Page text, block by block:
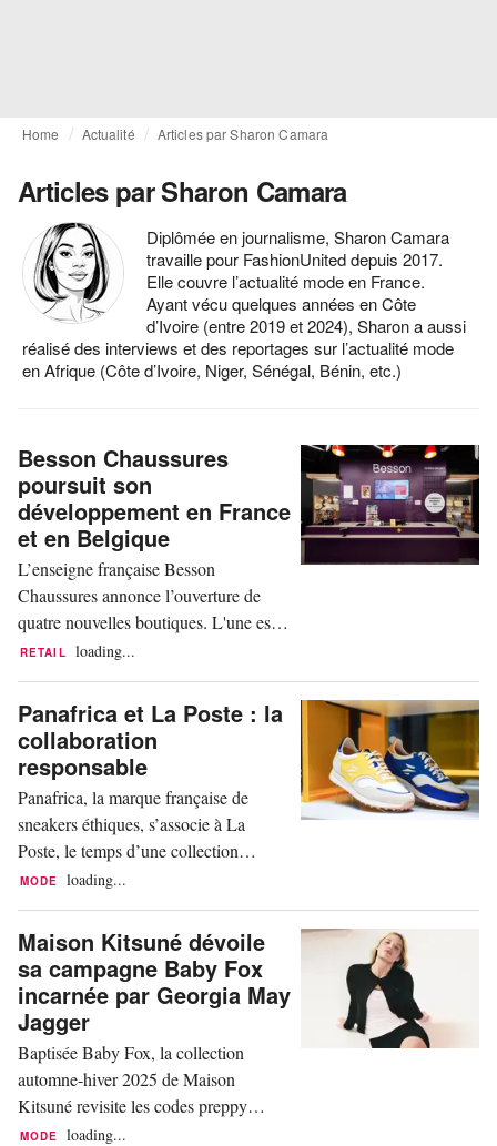
Home Actualité Articles par Sharon Camara
Articles par Sharon Camara
Diplômée en journalisme, Sharon Camara
travaille pour FashionUnited depuis 2017.
Elle couvre l’actualité mode en France.
Ayant vécu quelques années en Côte
d’Ivoire (entre 2019 et 2024), Sharon a aussi
réalisé des interviews et des reportages sur l’actualité mode
en Afrique (Côte d’Ivoire, Niger, Sénégal, Bénin, etc.)
Besson Chaussures
poursuit son
développement en France
et en Belgique
L’enseigne française Besson
Chaussures annonce l’ouverture de
quatre nouvelles boutiques. L'une est
située en Belgique et les trois autres en
Chaussures franchissait la barre des
200 boutiques avec l'inauguration de
son magasin à Aéroville Roissy-en-
France. Pour la rentrée, l’enseigne
française de chaussures...
RETAIL loading...
Panafrica et La Poste : la
collaboration
responsable
Panafrica, la marque française de
sneakers éthiques, s’associe à La
Poste, le temps d’une collection
capsule. Deux modèles de baskets,
en édition limitée dans une sélection de
bureaux et en ligne sur laposte.fr. Ce
n’est pas la première fois que les deux
entreprises collaborent. En 2024, un
premier test...
MODE loading...
Maison Kitsuné dévoile
sa campagne Baby Fox
incarnée par Georgia May
Jagger
Baptisée Baby Fox, la collection
automne-hiver 2025 de Maison
Kitsuné revisite les codes preppy
emblématiques de la marque,
MODE loading...